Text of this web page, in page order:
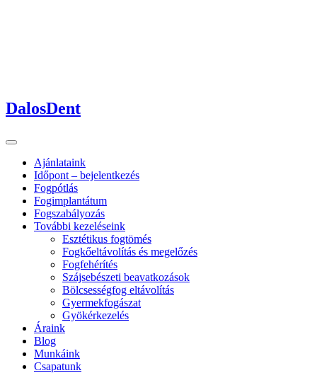
DalosDent
Ajánlataink
Időpont – bejelentkezés
Fogpótlás
Fogimplantátum
Fogszabályozás
További kezeléseink
Esztétikus fogtömés
Fogkőeltávolítás és megelőzés
Fogfehérítés
Szájsebészeti beavatkozások
Bölcsességfog eltávolítás
Gyermekfogászat
Gyökérkezelés
Áraink
Blog
Munkáink
Csapatunk